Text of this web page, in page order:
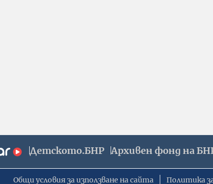
Детското.БНР Архивен фонд на
Общи условия за използване на сайта Политика